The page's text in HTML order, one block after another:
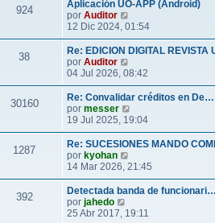
s
a
j
e
n
s
e
m
n
s
e
924
Aplicación UO-APP (Android)
por Auditor
e
r
ú
t
m
o
m
n
s
a
j
12 Dic 2024, 01:54
38
Re: EDICION DIGITAL REVISTA
por Auditor
e
r
ú
l
t
m
m
s
a
j
04 Jul 2026, 08:42
30160
Re: Convalidar créditos en De…
por messer
e
r
ú
t
m
m
19 Jul 2025, 19:04
1287
Re: SUCESIONES MANDO
por kyohan
e
r
ú
t
14 Mar 2026, 21:45
392
Detectada banda de funcionari…
por jahedo
e
25 Abr 2017, 19:11